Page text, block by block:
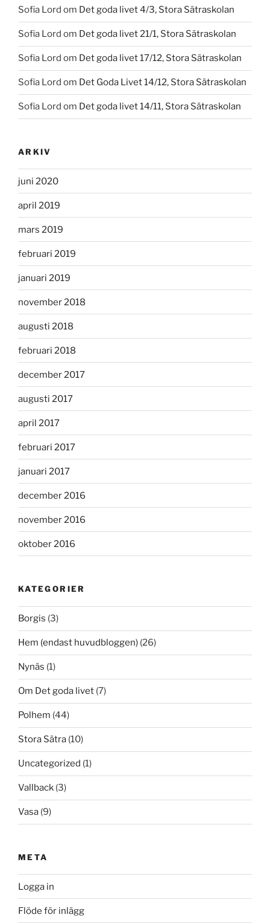
Sofia Lord om Det goda livet 4/3, Stora Sätraskolan
Sofia Lord om Det goda livet 21/1, Stora Sätraskolan
Sofia Lord om Det goda livet 17/12, Stora Sätraskolan
Sofia Lord om Det Goda Livet 14/12, Stora Sätraskolan
Sofia Lord om Det goda livet 14/11, Stora Sätraskolan
ARKIV
juni 2020
april 2019
mars 2019
februari 2019
januari 2019
november 2018
augusti 2018
februari 2018
december 2017
augusti 2017
april 2017
februari 2017
januari 2017
december 2016
november 2016
oktober 2016
KATEGORIER
Borgis (3)
Hem (endast huvudbloggen) (26)
Nynäs (1)
Om Det goda livet (7)
Polhem (44)
Stora Sätra (10)
Uncategorized (1)
Vallback (3)
Vasa (9)
META
Logga in
Flöde för inlägg